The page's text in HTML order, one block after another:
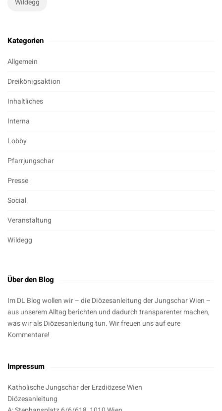
Wildegg
Kategorien
Allgemein
Dreikönigsaktion
Inhaltliches
Interna
Lobby
Pfarrjungschar
Presse
Social
Veranstaltung
Wildegg
Über den Blog
Im DL Blog wollen wir – die Diözesanleitung der Jungschar Wien –
aus unserem Alltag berichten und dadurch transparenter machen,
was wir als Diözesanleitung tun. Wir freuen uns auf eure
Kommentare!
Impressum
Katholische Jungschar der Erzdiözese Wien
Diözesanleitung